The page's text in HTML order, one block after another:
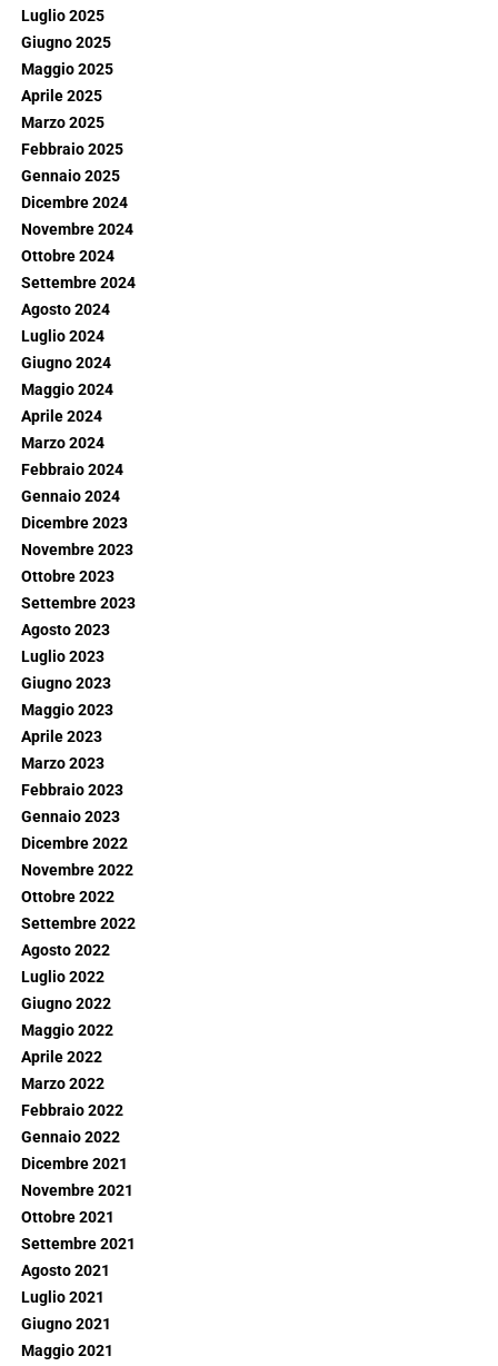
Luglio 2025
Giugno 2025
Maggio 2025
Aprile 2025
Marzo 2025
Febbraio 2025
Gennaio 2025
Dicembre 2024
Novembre 2024
Ottobre 2024
Settembre 2024
Agosto 2024
Luglio 2024
Giugno 2024
Maggio 2024
Aprile 2024
Marzo 2024
Febbraio 2024
Gennaio 2024
Dicembre 2023
Novembre 2023
Ottobre 2023
Settembre 2023
Agosto 2023
Luglio 2023
Giugno 2023
Maggio 2023
Aprile 2023
Marzo 2023
Febbraio 2023
Gennaio 2023
Dicembre 2022
Novembre 2022
Ottobre 2022
Settembre 2022
Agosto 2022
Luglio 2022
Giugno 2022
Maggio 2022
Aprile 2022
Marzo 2022
Febbraio 2022
Gennaio 2022
Dicembre 2021
Novembre 2021
Ottobre 2021
Settembre 2021
Agosto 2021
Luglio 2021
Giugno 2021
Maggio 2021